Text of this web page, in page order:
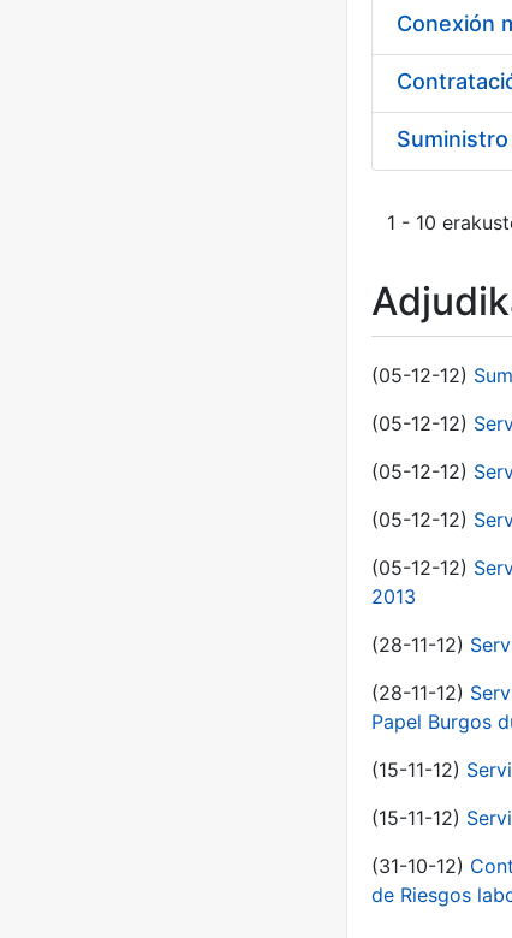
1 - 10
(05-12-12)
(05-12-12)
(05-12-12)
(05-12-12)
(05-12-12)
2013
(28-11-12)
(28-11-12)
Papel Burgos
(15-11-12)
(15-11-12)
(31-10-12)
de Riesgos